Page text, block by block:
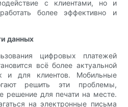
с клиентами, но и
более эффективно и
данных
цифровых платежей
всё более актуальной
и для клиентов. Мобильные
решить эти проблемы,
решение для печати на месте.
на электронные письма